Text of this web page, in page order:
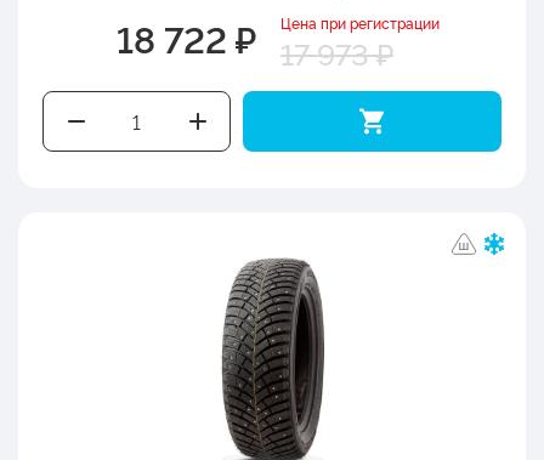
18 722 ₽ Цена при регистрации
17 973 ₽